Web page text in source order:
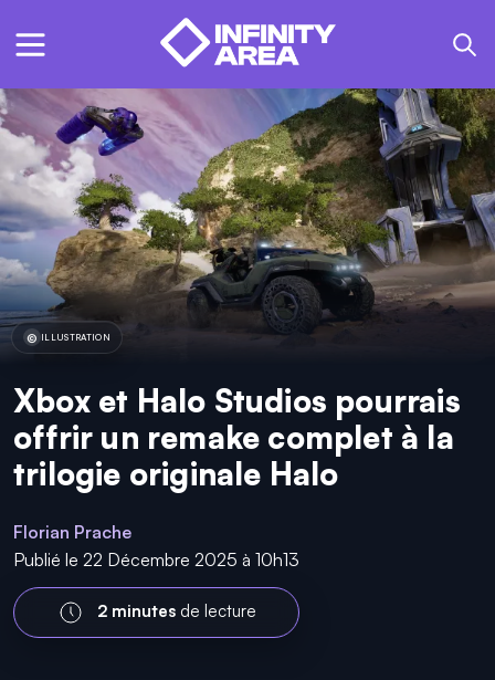
ILLUSTRATION
Xbox et Halo Studios pourrais
offrir un remake complet à la
trilogie originale Halo
Florian Prache
Publié le 22 Décembre 2025 à 10h13
2 minutesde lecture